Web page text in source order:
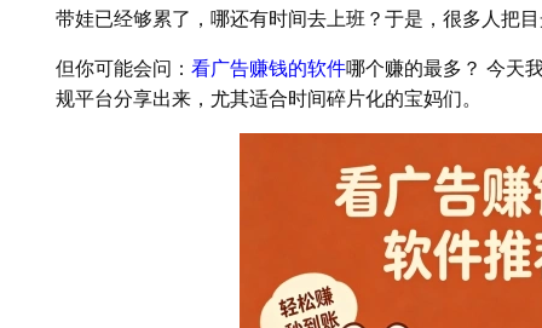
带娃已经够累了，哪还有时间去上班？于是，很多人把
但你可能会问： 看广告赚钱的软件哪个赚的最多？ 今天
规平台分享出来，尤其适合时间碎片化的宝妈们。